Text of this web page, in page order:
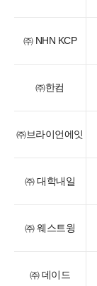
㈜ NHN KCP
㈜한컴
㈜브라이언에잇
㈜ 대학내일
㈜ 웨스트윙
㈜ 데이드